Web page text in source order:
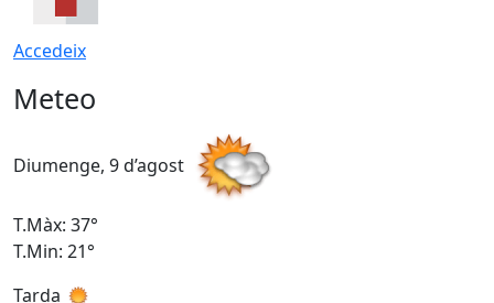
Accedeix
Meteo
Diumenge, 9 d’agost
T.Màx: 37°
T.Min: 21°
Tarda